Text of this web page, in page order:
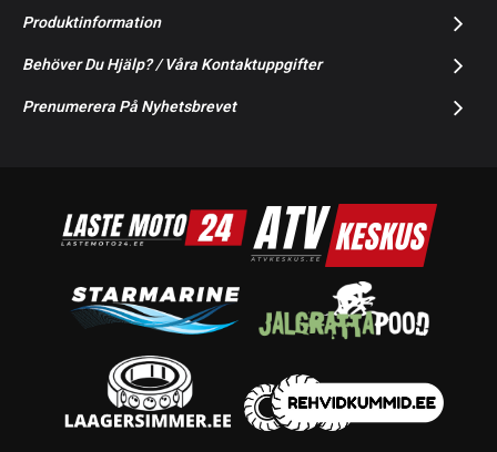
Produktinformation
Behöver Du Hjälp? / Våra Kontaktuppgifter
Prenumerera På Nyhetsbrevet